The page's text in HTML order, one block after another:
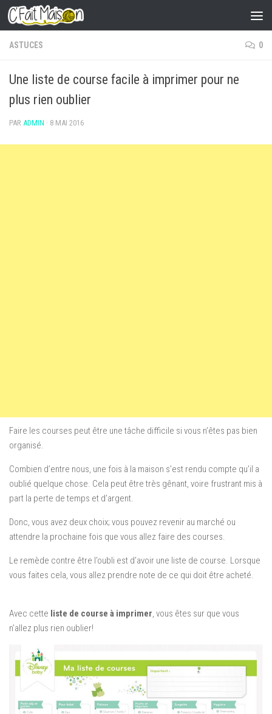
Skip to content
ASTUCES 0
Une liste de course facile à imprimer pour ne
plus rien oublier
PAR ADMIN · 8 MAI 2016
Faire les courses peut être une tâche difficile si vous n’êtes pas bien
organisé.
Combien d’entre nous, une fois à la maison s’est rendu compte qu’il a
oublié quelque chose. Cela peut être très gênant, voire frustrant mis à
part la perte de temps et d’argent.
Donc, vous avez deux choix; vous pouvez revenir au marché ou
attendre la prochaine fois que vous allez faire des courses.
Le remède contre être l’oubli est d’avoir une liste de course. Lorsque
vous faites cela, vous allez prendre note de ce qui doit être acheté.
Avec cette liste de course à imprimer, vous êtes sur que vous
n’allez plus rien oublier!